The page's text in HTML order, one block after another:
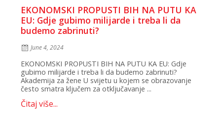
EKONOMSKI PROPUSTI BIH NA PUTU KA
EU: Gdje gubimo milijarde i treba li da
budemo zabrinuti?
June 4, 2024
EKONOMSKI PROPUSTI BIH NA PUTU KA EU: Gdje
gubimo milijarde i treba li da budemo zabrinuti?
Akademija za žene U svijetu u kojem se obrazovanje
često smatra ključem za otključavanje ...
Čitaj više...